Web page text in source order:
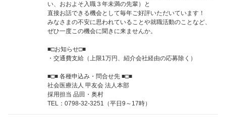
い、おおよそ入職３年未満の先輩）と
直接お話できる機会として毎年ご好評いただいています！
みなさまの不安に思われていることや就職活動のことなど、
ぜひ一度この機会に聞きに来ませんか。
■□お知らせ□■
・交通費支給（上限1万円、紹介会社経由の応募除く）
■□■ 各種申込み・問合せ先 ■□■
社会医療法人 甲友会 法人本部
採用担当 品田・奥村
TEL：0798-32-3251（平日9～17時）